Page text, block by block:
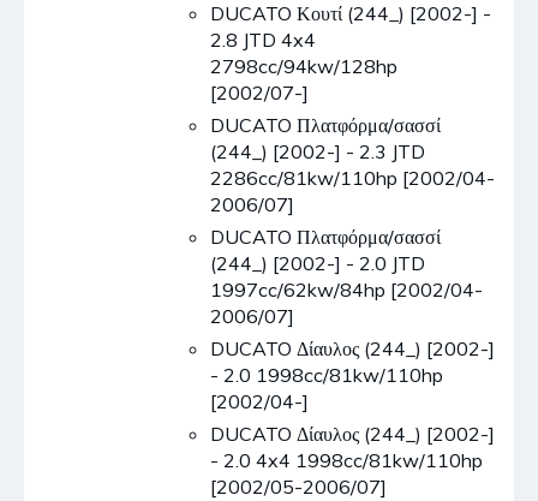
DUCATO Κουτί (244_) [2002-] -
2.8 JTD 4x4
2798cc/94kw/128hp
[2002/07-]
DUCATO Πλατφόρμα/σασσί
(244_) [2002-] - 2.3 JTD
2286cc/81kw/110hp [2002/04-
2006/07]
DUCATO Πλατφόρμα/σασσί
(244_) [2002-] - 2.0 JTD
1997cc/62kw/84hp [2002/04-
2006/07]
DUCATO Δίαυλος (244_) [2002-]
- 2.0 1998cc/81kw/110hp
[2002/04-]
DUCATO Δίαυλος (244_) [2002-]
- 2.0 4x4 1998cc/81kw/110hp
[2002/05-2006/07]